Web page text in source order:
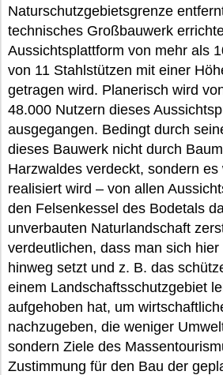
Naturschutzgebietsgrenze
technisches Großbauwerk
Aussichtsplattform von mehr als
von 11 Stahlstützen mit einer
getragen wird. Planerisch wird
48.000 Nutzern dieses
ausgegangen. Bedingt durch
dieses Bauwerk nicht durch
Harzwaldes verdeckt, sondern
realisiert wird – von allen
den Felsenkessel des Bodetals
unverbauten Naturlandschaft
verdeutlichen, dass man sich
hinweg setzt und z. B. das
einem Landschaftsschutzgebiet
aufgehoben hat, um
nachzugeben, die weniger
sondern Ziele des
Zustimmung für den Bau der